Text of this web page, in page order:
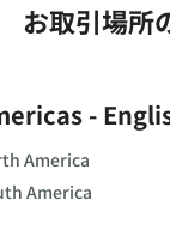
お取引場所
-
America
America